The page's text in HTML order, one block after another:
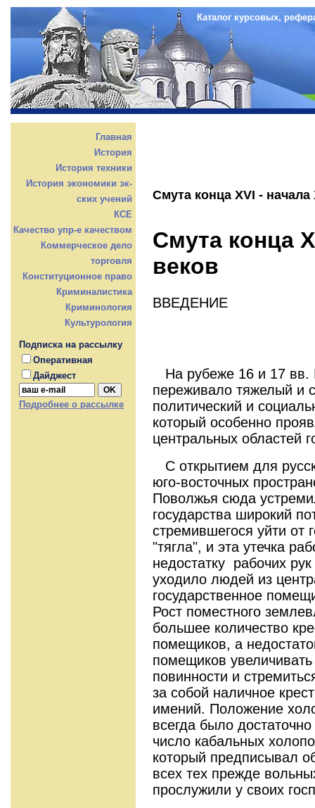
Каталог курсовых,
Главная
История
История техники
История экономики эк-
ских учений
КСЕ
Качество упр-е качеством
Коммерческое дело
торговля
Конституционное право
Криминалистика
Криминология
Культурология
Подписка на рассылку
Оперативная
Дайджест
Подробнее о рассылке
Смута конца XVI - начала
Смута конца
веков
ВВЕДЕНИЕ
На рубеже 16 и 17 вв.
переживало тяжелый и
политический и
который особенно
центральных областей
С открытием для
юго-восточных
Поволжья сюда
государства широкий
стрeмившегося уйти от
"тягла", и эта утечка
недостатку рабочих
уходило людей из
государственное
Рост поместного
большее количество
помещиков, а
помещиков
повинности и
за собой наличное
имений. Положение
всегда было
число кабальных
который предписывал
всех тех прежде
прослужили у своих